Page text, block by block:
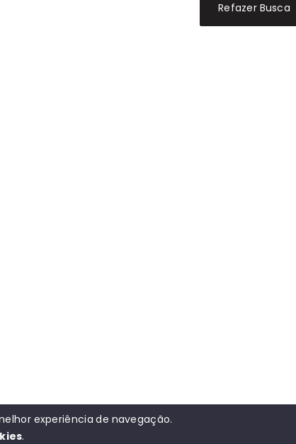
Refazer Busca
experiência de navegação.
.